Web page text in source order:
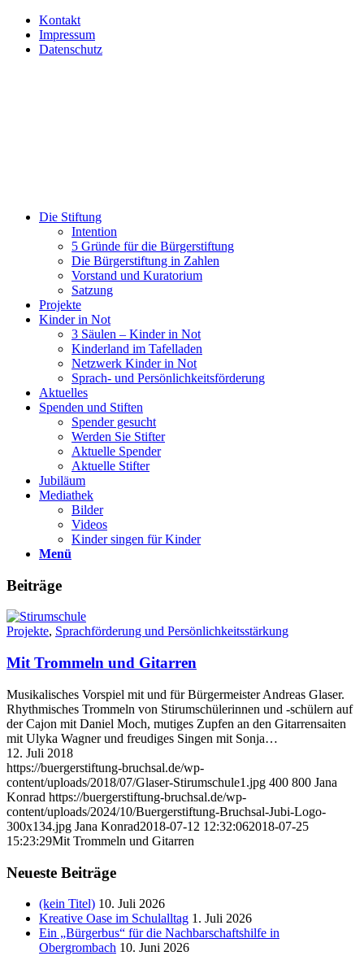
Kontakt
Impressum
Datenschutz
Die Stiftung
Intention
5 Gründe für die Bürgerstiftung
Die Bürgerstiftung in Zahlen
Vorstand und Kuratorium
Satzung
Projekte
Kinder in Not
3 Säulen – Kinder in Not
Kinderland im Tafelladen
Netzwerk Kinder in Not
Sprach- und Persönlichkeits­förderung
Aktuelles
Spenden und Stiften
Spender gesucht
Werden Sie Stifter
Aktuelle Spender
Aktuelle Stifter
Jubiläum
Mediathek
Bilder
Videos
Kinder singen für Kinder
Menü
Beiträge
Projekte, Sprachförderung und Persönlichkeits­stärkung
Mit Trommeln und Gitarren
Musikalisches Vorspiel mit und für Bürgermeister Andreas Glaser.
Rhythmisches Trommeln von Stirumschülerinnen und -schülern auf
der Cajon mit Daniel Moch, mutiges Zupfen an den Gitarrensaiten
mit Ulyka Wagner und freudiges Singen mit Sonja…
12. Juli 2018
https://buergerstiftung-bruchsal.de/wp-
content/uploads/2018/07/Glaser-Stirumschule1.jpg 400 800 Jana
Konrad https://buergerstiftung-bruchsal.de/wp-
content/uploads/2024/10/Buergerstiftung-Bruchsal-Jubi-Logo-
300x134.jpg Jana Konrad2018-07-12 12:32:062018-07-25
15:23:29Mit Trommeln und Gitarren
Neueste Beiträge
(kein Titel) 10. Juli 2026
Kreative Oase im Schulalltag 1. Juli 2026
Ein „Bürgerbus“ für die Nachbarschaftshilfe in
Obergrombach 10. Juni 2026